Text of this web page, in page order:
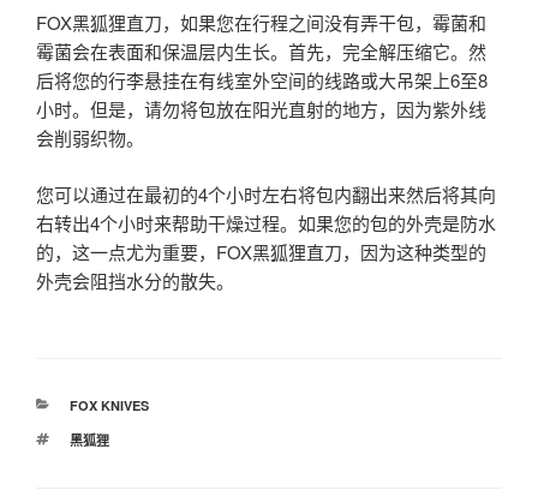
FOX黑狐狸直刀，如果您在行程之间没有弄干包，霉菌和
霉菌会在表面和保温层内生长。首先，完全解压缩它。然
后将您的行李悬挂在有线室外空间的线路或大吊架上6至8
小时。但是，请勿将包放在阳光直射的地方，因为紫外线
会削弱织物。
您可以通过在最初的4个小时左右将包内翻出来然后将其向
右转出4个小时来帮助干燥过程。如果您的包的外壳是防水
的，这一点尤为重要，FOX黑狐狸直刀，因为这种类型的
外壳会阻挡水分的散失。
分
FOX KNIVES
标
黑狐狸